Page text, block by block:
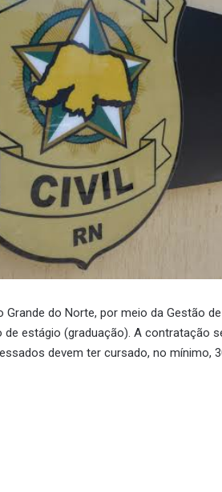
Grande do Norte, por meio da Gestão
estágio (graduação). A contratação
devem ter cursado, no mínimo,